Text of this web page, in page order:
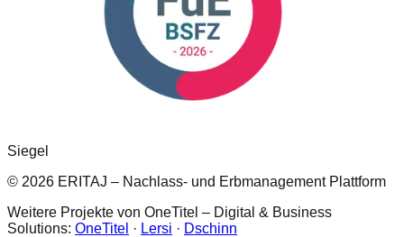
Siegel
© 2026 ERITAJ – Nachlass- und Erbmanagement Plattform
Weitere Projekte von OneTitel – Digital & Business
Solutions: OneTitel · Lersi · Dschinn